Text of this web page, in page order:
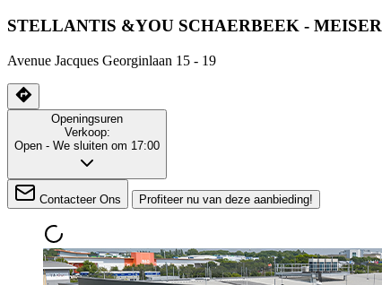
STELLANTIS &YOU SCHAERBEEK - MEISER
Avenue Jacques Georginlaan 15 - 19
Openingsuren
Verkoop:
Open - We sluiten om 17:00
Contacteer Ons Profiteer nu van deze aanbieding!